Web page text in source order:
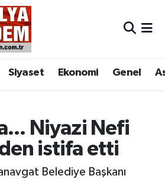
Siyaset Ekonomi Genel
Niyazi Nefi
istifa etti
Belediye Başkanı
Eczaneler
Vakitleri
Haritası
ve Fikstür